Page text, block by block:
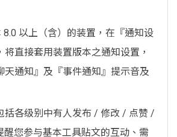
8.0 以上（含）的装置，在『通知设
将直接套用装置版本之通知设置，
天通知』及『事件通知』提示音及
括各级别中有人发布 / 修改 / 点赞 /
醒您参与基本工具贴文的互动、需